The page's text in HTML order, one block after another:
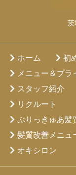
茨
ホーム
初
メニュー＆プラ
スタッフ紹介
リクルート
ぷりっきゅあ髪
髪質改善メニュ
オキシロン